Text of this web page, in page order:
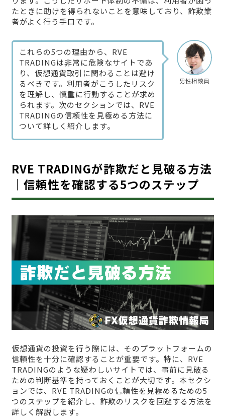
たときに助けを得られないことを意味しており、詐欺業
者がよく行う手口です。
男性相談員
これらの5つの理由から、RVE
TRADINGは非常に危険なサイトであ
り、仮想通貨取引に関わることは避け
るべきです。利用者がこうしたリスク
を理解し、慎重に行動することが求め
られます。次のセクションでは、RVE
TRADINGの信頼性を見極める方法に
ついて詳しく紹介します。
RVE TRADINGが詐欺だと見破る方法
｜信頼性を確認する5つのステップ
仮想通貨の投資を行う際には、そのプラットフォームの
信頼性を十分に確認することが重要です。特に、RVE
TRADINGのような疑わしいサイトでは、事前に見破る
ための判断基準を持っておくことが大切です。本セクシ
ョンでは、RVE TRADINGの信頼性を見極めるための5
つのステップを紹介し、詐欺のリスクを回避する方法を
詳しく解説します。